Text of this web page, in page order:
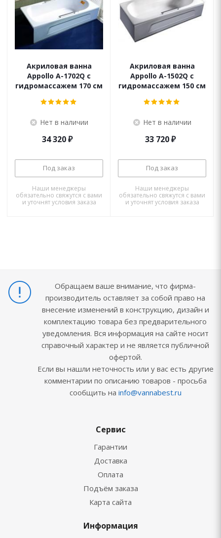
Акриловая ванна
Appollo A-1702Q с
гидромассажем 170 см
Нет в наличии
34 320₽
Под заказ
Наши менеджеры
обязательно свяжутся с вами
и уточнят условия заказа
Акриловая ванна
Appollo A-1502Q с
гидромассажем 150 см
Нет в наличии
33 720₽
Под заказ
Наши менеджеры
обязательно свяжутся с вами
и уточнят условия заказа
Обращаем ваше внимание, что фирма-
производитель оставляет за собой право на
внесение изменений в конструкцию, дизайн и
комплектацию товара без предварительного
уведомления. Вся информация на сайте носит
справочный характер и не является публичной
офертой.
Если вы нашли неточность или у вас есть другие
комментарии по описанию товаров - просьба
сообщить на info@vannabest.ru
Сервис
Гарантии
Доставка
Оплата
Подъём заказа
Карта сайта
Информация